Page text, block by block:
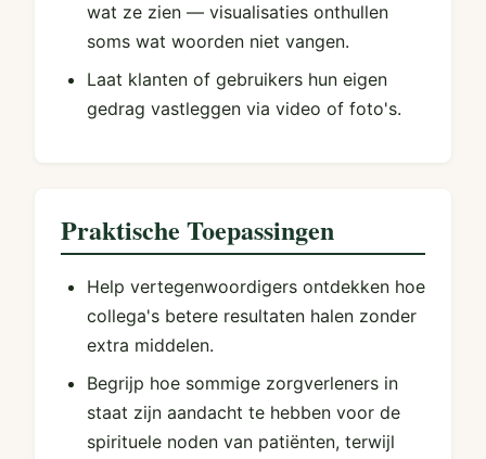
wat ze zien — visualisaties onthullen
soms wat woorden niet vangen.
Laat klanten of gebruikers hun eigen
gedrag vastleggen via video of foto's.
Praktische Toepassingen
Help vertegenwoordigers ontdekken hoe
collega's betere resultaten halen zonder
extra middelen.
Begrijp hoe sommige zorgverleners in
staat zijn aandacht te hebben voor de
spirituele noden van patiënten, terwijl